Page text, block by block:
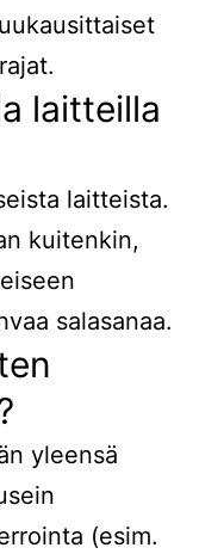
laitteilla
laitteista.
kuitenkin,
salasanaa.
yleensä
(esim.